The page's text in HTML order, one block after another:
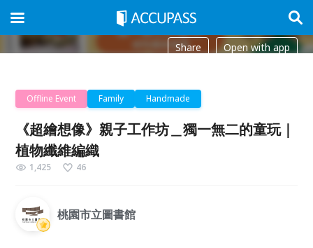
Share Open with app
Offline Event Family Handmade
《超繪想像》親子工作坊＿獨一無二的童玩｜
植物纖維編織
1,425 46
桃園市立圖書館